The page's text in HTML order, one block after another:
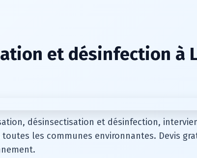
et désinfection à
désinsectisation et désinfection,
les communes environnantes. Devis